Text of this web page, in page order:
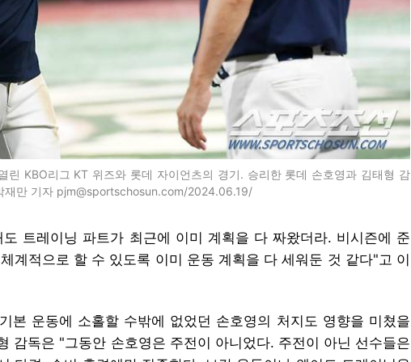
린 KBO리그 KT 위즈와 롯데 자이언츠의 경기. 승리한 롯데 손호영과 김태형 감
재만 기자 pjm@sportschosun.com/2024.06.19/
트레이닝 파트가 최근에 이미 계획을 다 짜왔더라. 비시즌에 준
계적으로 할 수 있도록 이미 운동 계획을 다 세워둔 것 같다"고 이
본 운동에 소홀할 수밖에 없었던 손호영의 처지도 영향을 미쳤을
감독은 "그동안 손호영은 주전이 아니었다. 주전이 아닌 선수들은